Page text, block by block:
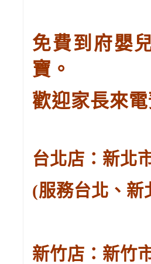
免費到府嬰
寶。
歡迎家長來電
台北店：新北
(服務台北、新
新竹店：新竹